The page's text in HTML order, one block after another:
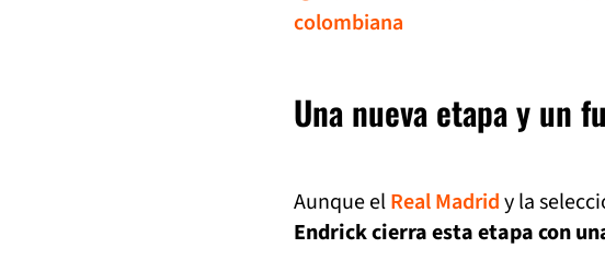
colombiana
Una nueva etapa y un
Aunque elReal Madridy la
Endrick cierra esta etapa con